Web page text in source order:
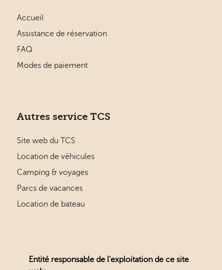
Accueil
Assistance de réservation
FAQ
Modes de paiement
Autres service TCS
Site web du TCS
Location de véhicules
Camping & voyages
Parcs de vacances
Location de bateau
Entité responsable de l'exploitation de ce site